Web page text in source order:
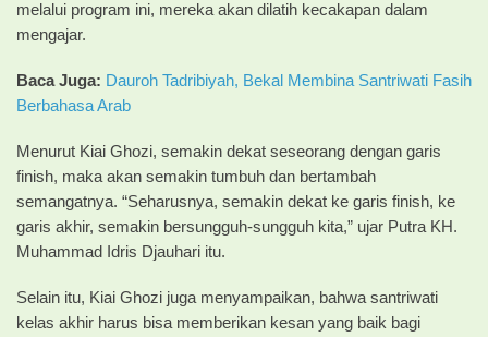
melalui program ini, mereka akan dilatih kecakapan dalam
mengajar.
Baca Juga: Dauroh Tadribiyah, Bekal Membina Santriwati Fasih
Berbahasa Arab
Menurut Kiai Ghozi, semakin dekat seseorang dengan garis
finish, maka akan semakin tumbuh dan bertambah
semangatnya. “Seharusnya, semakin dekat ke garis finish, ke
garis akhir, semakin bersungguh-sungguh kita,” ujar Putra KH.
Muhammad Idris Djauhari itu.
Selain itu, Kiai Ghozi juga menyampaikan, bahwa santriwati
kelas akhir harus bisa memberikan kesan yang baik bagi